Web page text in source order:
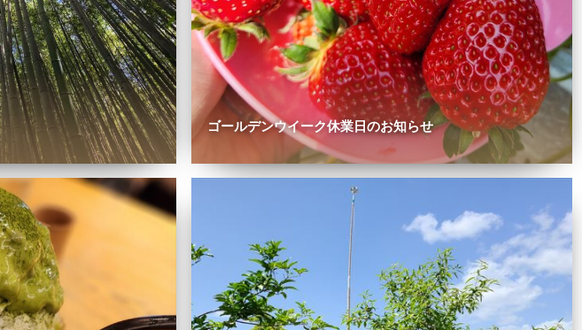
ゴールデンウイーク休業日のお知らせ